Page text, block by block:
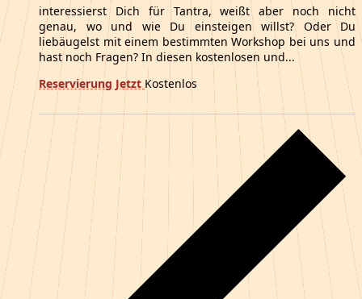
interessierst Dich für Tantra, weißt aber noch nicht
genau, wo und wie Du einsteigen willst? Oder Du
liebäugelst mit einem bestimmten Workshop bei uns und
hast noch Fragen? In diesen kostenlosen und...
Reservierung Jetzt Kostenlos